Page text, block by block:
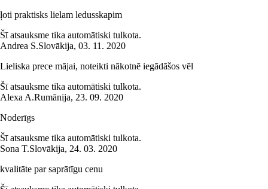
ļoti praktisks lielam ledusskapim
Šī atsauksme tika automātiski tulkota.
Andrea S.Slovākija, 03. 11. 2020
Lieliska prece mājai, noteikti nākotnē iegādāšos vēl
Šī atsauksme tika automātiski tulkota.
Alexa A.Rumānija, 23. 09. 2020
Noderīgs
Šī atsauksme tika automātiski tulkota.
Sona T.Slovākija, 24. 03. 2020
kvalitāte par saprātīgu cenu